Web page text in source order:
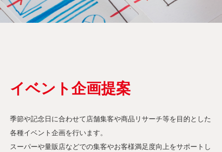
イベント企画提案
季節や記念日に合わせて店舗集客や商品リサーチ等を目的とした
各種イベント企画を行います。
スーパーや量販店などでの集客やお客様満足度向上をサポートし